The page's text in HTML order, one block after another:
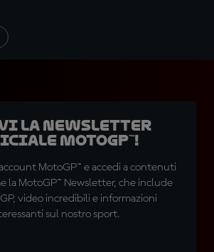
la newsletter
MotoGP™!
MotoGP™ e accedi a contenuti
la MotoGP™ Newsletter, che include
video incredibili e informazioni
sul nostro sport.